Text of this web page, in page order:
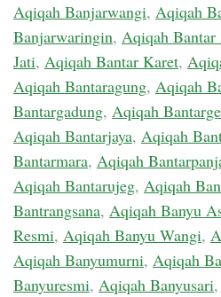
Aqiqah Banjarwangi, Aqiqah
Banjarwaringin, Aqiqah Bantar
Jati, Aqiqah Bantar Karet,
Aqiqah Bantaragung, Aqiqah
Bantargadung, Aqiqah
Aqiqah Bantarjaya, Aqiqah
Bantarmara, Aqiqah
Aqiqah Bantarujeg, Aqiqah
Bantrangsana, Aqiqah Banyu
Resmi, Aqiqah Banyu Wangi,
Aqiqah Banyumurni, Aqiqah
Banyuresmi, Aqiqah Banyusari,